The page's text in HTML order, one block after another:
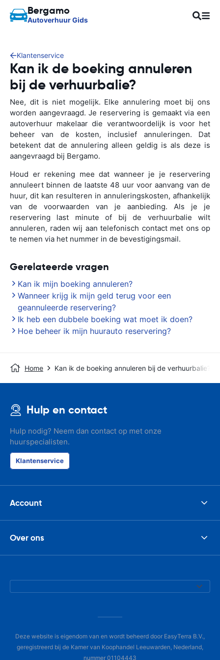
Bergamo
Autoverhuur Gids
Klantenservice
Kan ik de boeking annuleren
bij de verhuurbalie?
Nee, dit is niet mogelijk. Elke annulering moet bij ons
worden aangevraagd. Je reservering is gemaakt via een
autoverhuur makelaar die verantwoordelijk is voor het
beheer van de kosten, inclusief annuleringen. Dat
betekent dat de annulering alleen geldig is als deze is
aangevraagd bij Bergamo.
Houd er rekening mee dat wanneer je je reservering
annuleert binnen de laatste 48 uur voor aanvang van de
huur, dit kan resulteren in annuleringskosten, afhankelijk
van de voorwaarden van je aanbieding. Als je je
reservering last minute of bij de verhuurbalie wilt
annuleren, raden wij aan telefonisch contact met ons op
te nemen via het nummer in de bevestigingsmail.
Gerelateerde vragen
Kan ik mijn boeking annuleren?
Wanneer krijg ik mijn geld terug voor een
geannuleerde reservering?
Ik heb een dubbele boeking wat moet ik doen?
Hoe beheer ik mijn huurauto reservering?
Home Kan ik de boeking annuleren bij de verhuurbalie?
Hulp en contact
Hulp nodig? Neem dan contact op met onze
huurspecialisten.
Klantenservice
Account
Over ons
Deze website is eigendom van en wordt beheerd door EasyTerra B.V.,
geregistreerd bij de Kamer van Koophandel Leeuwarden, Nederland,
nummer 01104443